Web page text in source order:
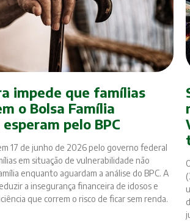
impede que famílias
o Bolsa Família
pelo BPC
17 de junho de 2026 pelo governo federal
em situação de vulnerabilidade não
enquanto aguardam a análise do BPC. A
a insegurança financeira de idosos e
que correm o risco de ficar sem renda.